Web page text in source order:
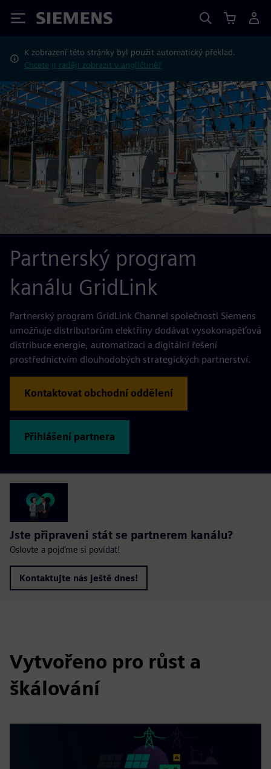
Siemens
K zobrazení této stránky byl použit automatický překlad.
Chcete ji raději zobrazit v angličtině?
Partnerský program
kanálu GridLink
Partnerský program GridLink Channel společnosti Siemens
umožňuje distributorům elektřiny dodávat vysokonapěťová
distribuce energie, automatizaci a digitální řešení
prostřednictvím dlouhodobých strategických partnerství.
Kontaktovat obchodní oddělení
Přihlášení partnera
Jste připraveni stát se partnerem kanálu?
Oslovte a pojďme si povídat!
Kontaktujte nás ještě dnes!
Vytvořeno pro růst a
škálování